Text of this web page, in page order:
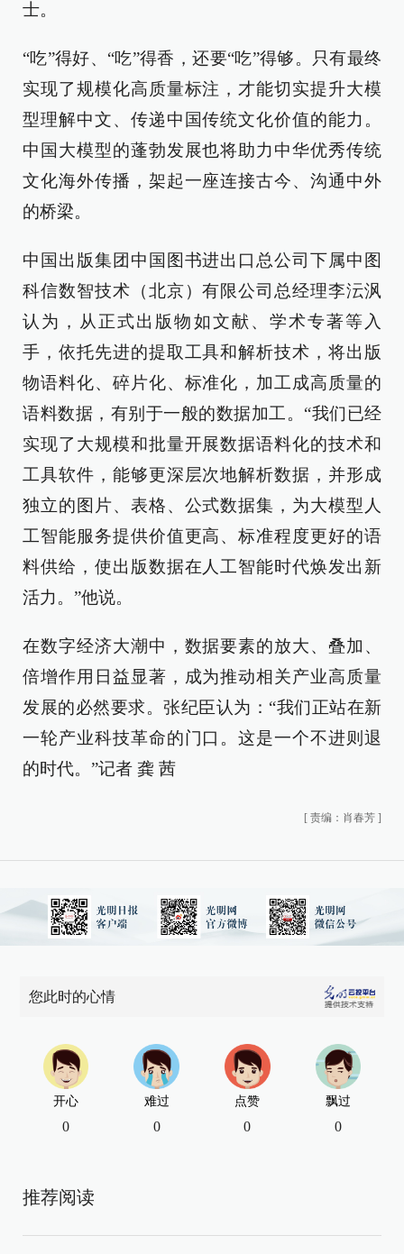
士。
“吃”得好、“吃”得香，还要“吃”得够。只有最终
实现了规模化高质量标注，才能切实提升大模
型理解中文、传递中国传统文化价值的能力。
中国大模型的蓬勃发展也将助力中华优秀传统
文化海外传播，架起一座连接古今、沟通中外
的桥梁。
中国出版集团中国图书进出口总公司下属中图
科信数智技术（北京）有限公司总经理李沄沨
认为，从正式出版物如文献、学术专著等入
手，依托先进的提取工具和解析技术，将出版
物语料化、碎片化、标准化，加工成高质量的
语料数据，有别于一般的数据加工。“我们已经
实现了大规模和批量开展数据语料化的技术和
工具软件，能够更深层次地解析数据，并形成
独立的图片、表格、公式数据集，为大模型人
工智能服务提供价值更高、标准程度更好的语
料供给，使出版数据在人工智能时代焕发出新
活力。”他说。
在数字经济大潮中，数据要素的放大、叠加、
倍增作用日益显著，成为推动相关产业高质量
发展的必然要求。张纪臣认为：“我们正站在新
一轮产业科技革命的门口。这是一个不进则退
的时代。”记者 龚 茜
[ 责编：肖春芳 ]
您此时的心情
开心
0
难过
0
点赞
0
飘过
0
推荐阅读